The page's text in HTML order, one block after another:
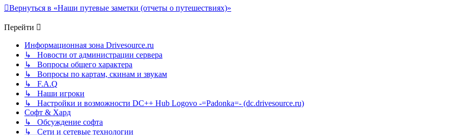
Вернуться в «Наши путевые заметки (отчеты о путешествиях)»
Перейти
Информационная зона Drivesource.ru
↳ Новости от администрации сервера
↳ Вопросы общего характера
↳ Вопросы по картам, скинам и звукам
↳ F.A.Q
↳ Наши игроки
↳ Настройки и возможности DC++ Hub Logovo -=Padonka=- (dc.drivesource.ru)
Софт & Хард
↳ Обсуждение софта
↳ Сети и сетевые технологии